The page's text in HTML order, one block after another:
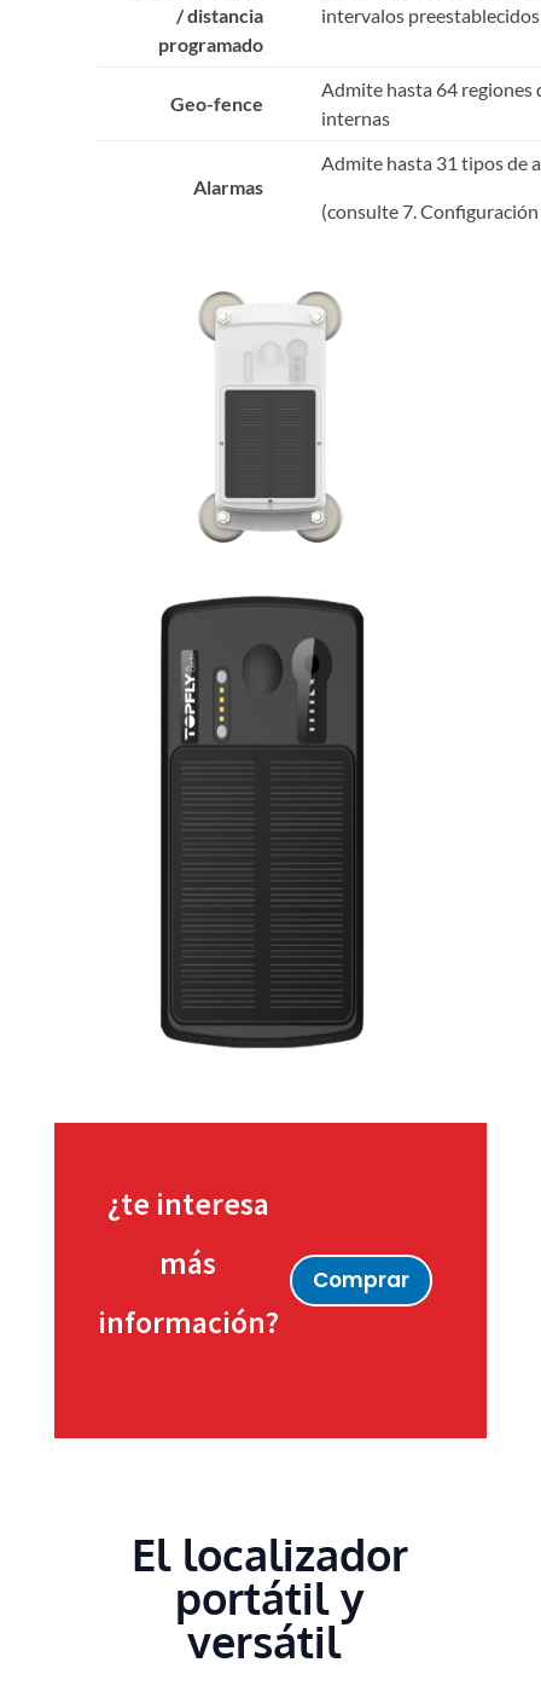
/ distancia
programado
intervalos preestablecidos
Geo-fence
Admite hasta 64 regiones
internas
Alarmas
Admite hasta 31 tipos de
(consulte 7.
¿te interesa
más
información?
Comprar
El localizador
portátil y
versátil